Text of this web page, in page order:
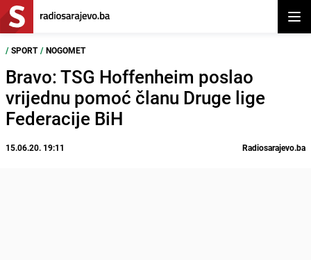
/ SPORT / NOGOMET
Bravo: TSG Hoffenheim poslao
vrijednu pomoć članu Druge lige
Federacije BiH
15.06.20. 19:11 Radiosarajevo.ba